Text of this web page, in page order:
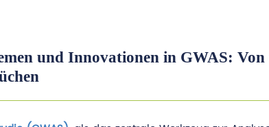
und Innovationen in GWAS: